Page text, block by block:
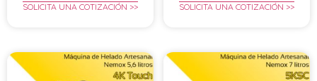
SOLICITA UNA COTIZACIÓN >> SOLICITA UNA COTIZACIÓN >>